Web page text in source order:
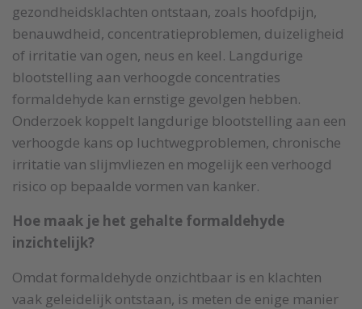
gezondheidsklachten ontstaan, zoals hoofdpijn,
benauwdheid, concentratieproblemen, duizeligheid
of irritatie van ogen, neus en keel. Langdurige
blootstelling aan verhoogde concentraties
formaldehyde kan ernstige gevolgen hebben.
Onderzoek koppelt langdurige blootstelling aan een
verhoogde kans op luchtwegproblemen, chronische
irritatie van slijmvliezen en mogelijk een verhoogd
risico op bepaalde vormen van kanker.
Hoe maak je het gehalte formaldehyde
inzichtelijk?
Omdat formaldehyde onzichtbaar is en klachten
vaak geleidelijk ontstaan, is meten de enige manier